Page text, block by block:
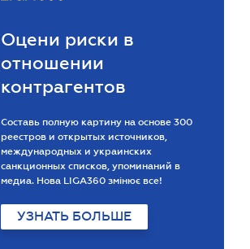
Оцени риски в
отношении
контрагентов
Составь полную картину на основе 300
реестров и открытых источников,
международных и украинских
санкционных списков, упоминаний в
медиа. Нова LIGA360 змінює все!
УЗНАТЬ БОЛЬШЕ